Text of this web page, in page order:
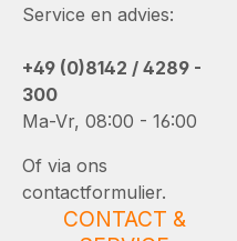
Service en advies:
+49 (0)8142 / 4289 -
300
Ma-Vr, 08:00 - 16:00
Of via ons
contactformulier.
CONTACT &